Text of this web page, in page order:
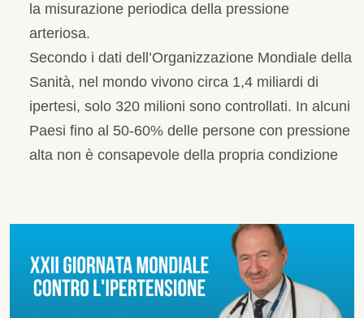
la misurazione periodica della pressione
arteriosa.
Secondo i dati dell’Organizzazione Mondiale della
Sanità, nel mondo vivono circa 1,4 miliardi di
ipertesi, solo 320 milioni sono controllati. In alcuni
Paesi fino al 50-60% delle persone con pressione
alta non è consapevole della propria condizione